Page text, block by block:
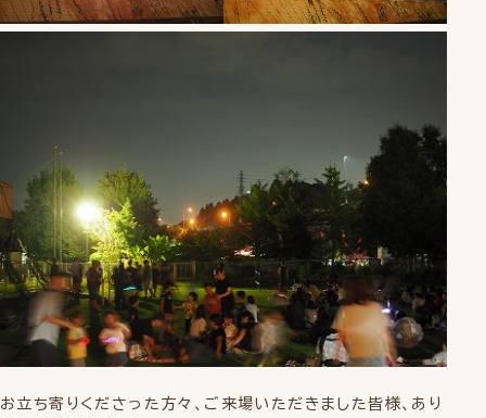
お立ち寄りくださった方々、ご来場いただきました皆様、あり